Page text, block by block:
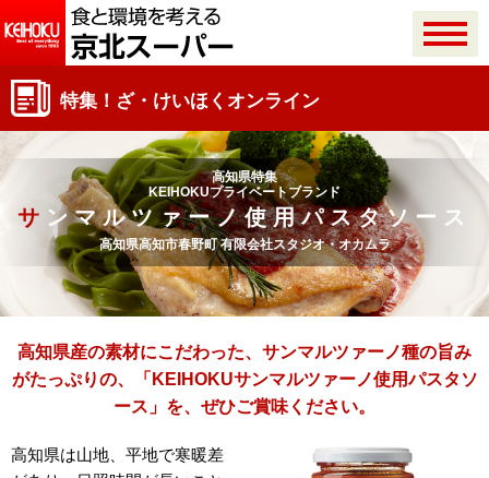
特集！ざ・けいほくオンライン
高知県特集
KEIHOKUプライベートブランド
サンマルツァーノ使用パスタソース
高知県高知市春野町 有限会社スタジオ・オカムラ
高知県産の素材にこだわった、 サンマルツァーノ種の旨み
がたっぷりの、
「KEIHOKUサンマルツァーノ使用パスタソ
ース」を、ぜひご賞味ください。
高知県は山地、平地で寒暖差